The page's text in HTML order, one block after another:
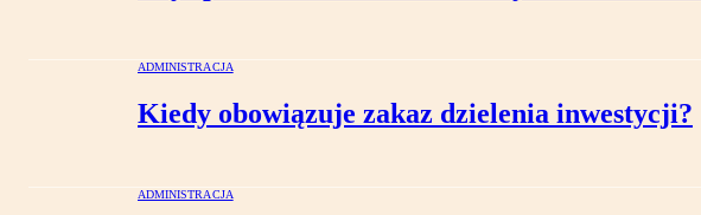
ADMINISTRACJA
Kiedy obowiązuje zakaz dzielenia inwestycji?
ADMINISTRACJA